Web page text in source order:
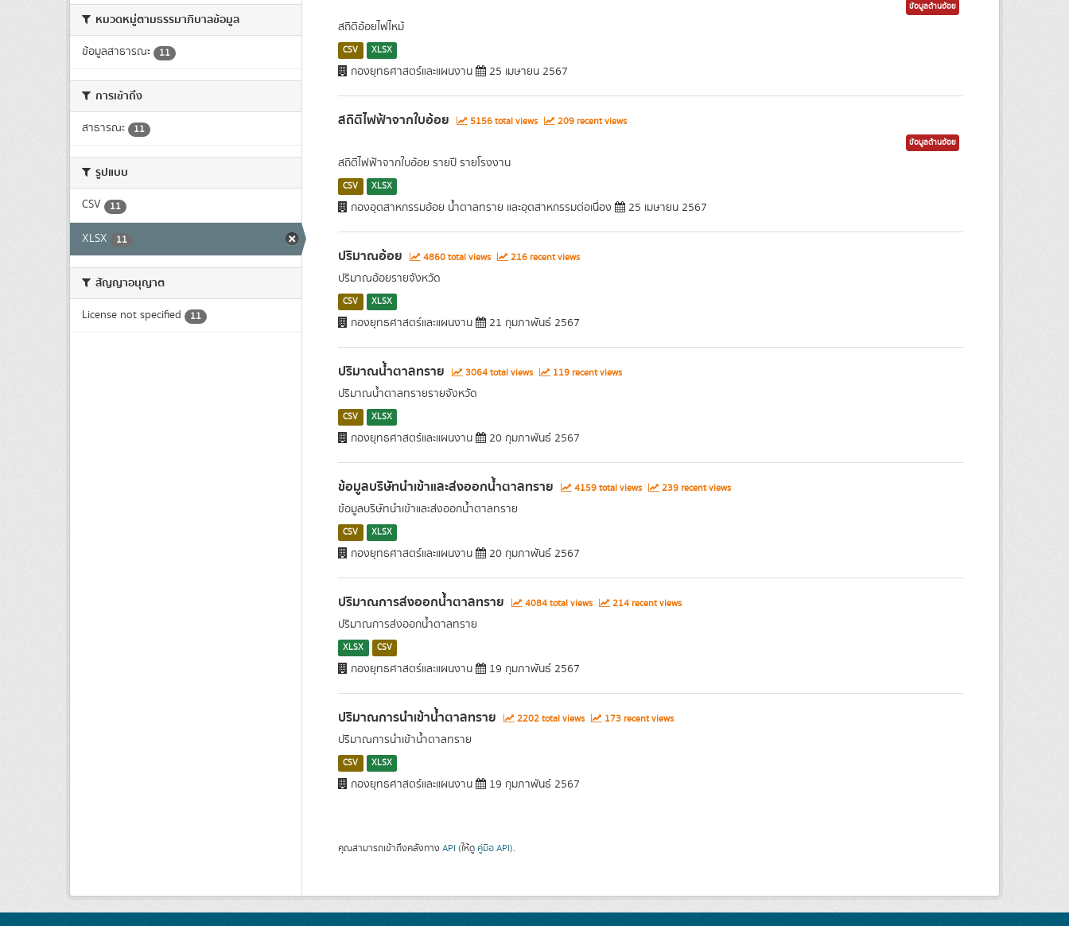
หมวดหมู่ตามธรรมาภิบาลข้อมูล
ข้อมูลสาธารณะ 11
การเข้าถึง
สาธารณะ 11
รูปแบบ
CSV 11
XLSX 11
สัญญาอนุญาต
License not specified 11
ข้อมูลด้านอ้อย
สถิติอ้อยไฟไหม้
CSV XLSX
กองยุทธศาสตร์และแผนงาน 25 เมษายน 2567
สถิติไฟฟ้าจากใบอ้อย 5156 total views 209 recent views
ข้อมูลด้านอ้อย
สถิติไฟฟ้าจากใบอ้อย รายปี รายโรงงาน
CSV XLSX
กองอุตสาหกรรมอ้อย น้ำตาลทราย และอุตสาหกรรมต่อเนื่อง 25 เมษายน 2567
ปริมาณอ้อย 4860 total views 216 recent views
ปริมาณอ้อยรายจังหวัด
CSV XLSX
กองยุทธศาสตร์และแผนงาน 21 กุมภาพันธ์ 2567
ปริมาณน้ำตาลทราย 3064 total views 119 recent views
ปริมาณน้ำตาลทรายรายจังหวัด
CSV XLSX
กองยุทธศาสตร์และแผนงาน 20 กุมภาพันธ์ 2567
ข้อมูลบริษัทนำเข้าและส่งออกน้ำตาลทราย 4159 total views 239 recent views
ข้อมูลบริษัทนำเข้าและส่งออกน้ำตาลทราย
CSV XLSX
กองยุทธศาสตร์และแผนงาน 20 กุมภาพันธ์ 2567
ปริมาณการส่งออกน้ำตาลทราย 4084 total views 214 recent views
ปริมาณการส่งออกน้ำตาลทราย
XLSX CSV
กองยุทธศาสตร์และแผนงาน 19 กุมภาพันธ์ 2567
ปริมาณการนำเข้าน้ำตาลทราย 2202 total views 173 recent views
ปริมาณการนำเข้าน้ำตาลทราย
CSV XLSX
กองยุทธศาสตร์และแผนงาน 19 กุมภาพันธ์ 2567
คุณสามารถเข้าถึงคลังทาง API (ให้ดู คู่มือ API).